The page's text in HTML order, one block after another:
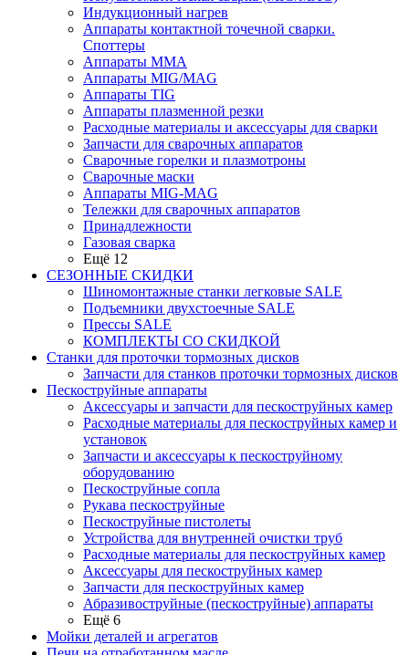
Индукционный нагрев
Аппараты контактной точечной сварки.
Споттеры
Аппараты MMA
Аппараты MIG/MAG
Аппараты TIG
Аппараты плазменной резки
Расходные материалы и аксессуары для сварки
Запчасти для сварочных аппаратов
Сварочные горелки и плазмотроны
Сварочные маски
Аппараты MIG-MAG
Тележки для сварочных аппаратов
Принадлежности
Газовая сварка
Ещё 12
СЕЗОННЫЕ СКИДКИ
Шиномонтажные станки легковые SALE
Подъемники двухстоечные SALE
Прессы SALE
КОМПЛЕКТЫ СО СКИДКОЙ
Станки для проточки тормозных дисков
Запчасти для станков проточки тормозных дисков
Пескоструйные аппараты
Аксессуары и запчасти для пескоструйных камер
Расходные материалы для пескоструйных камер и
установок
Запчасти и аксессуары к пескоструйному
оборудованию
Пескоструйные сопла
Рукава пескоструйные
Пескоструйные пистолеты
Устройства для внутренней очистки труб
Расходные материалы для пескоструйных камер
Аксессуары для пескоструйных камер
Запчасти для пескоструйных камер
Абразивоструйные (пескоструйные) аппараты
Ещё 6
Мойки деталей и агрегатов